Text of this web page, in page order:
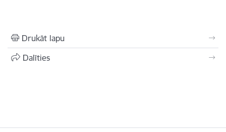
Drukāt lapu
Dalīties